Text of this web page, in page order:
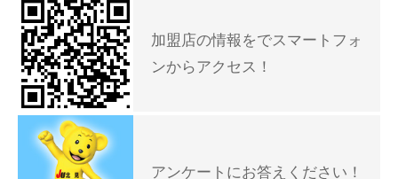
加盟店の情報をでスマートフォ
ンからアクセス！
アンケートにお答えください！